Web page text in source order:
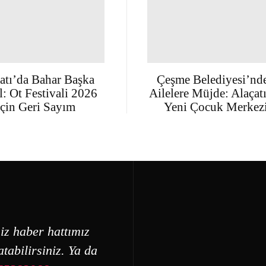
Bahar Başka
Ot Festivali 2026
Geri Sayım
Çeşme
Ailelere Müjde:
Yeni Çocuk
haber hattımız
Ya da